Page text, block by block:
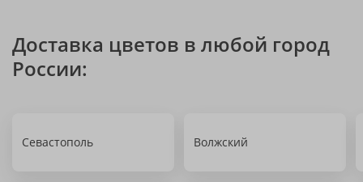
Доставка цветов в любой город
России:
Севастополь Волжский